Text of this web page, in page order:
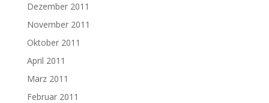
Dezember 2011
November 2011
Oktober 2011
April 2011
März 2011
Februar 2011